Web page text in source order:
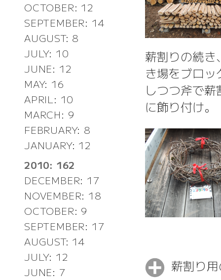
OCTOBER: 12
SEPTEMBER: 14
AUGUST: 8
JULY: 10
JUNE: 12
MAY: 16
APRIL: 10
MARCH: 9
FEBRUARY: 8
JANUARY: 12
2010: 162
DECEMBER: 17
NOVEMBER: 18
OCTOBER: 9
SEPTEMBER: 17
AUGUST: 14
JULY: 12
JUNE: 7
薪割りの続
き場をブロ
しつつ斧で
に飾り付け。
薪割り